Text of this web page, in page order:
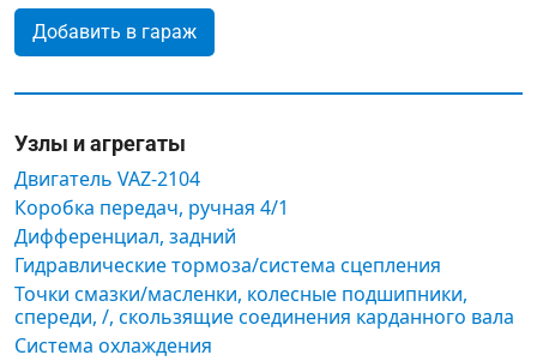
Добавить в гараж
Узлы и агрегаты
Двигатель VAZ-2104
Коробка передач, ручная 4/1
Дифференциал, задний
Гидравлические тормоза/система сцепления
Точки смазки/масленки, колесные подшипники,
спереди, /, скользящие соединения карданного вала
Система охлаждения